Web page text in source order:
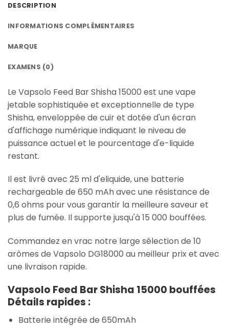
DESCRIPTION
INFORMATIONS COMPLÉMENTAIRES
MARQUE
EXAMENS (0)
Le Vapsolo Feed Bar Shisha 15000 est une vape
jetable sophistiquée et exceptionnelle de type
Shisha, enveloppée de cuir et dotée d'un écran
d'affichage numérique indiquant le niveau de
puissance actuel et le pourcentage d'e-liquide
restant.
Il est livré avec 25 ml d'eliquide, une batterie
rechargeable de 650 mAh avec une résistance de
0,6 ohms pour vous garantir la meilleure saveur et
plus de fumée. Il supporte jusqu'à 15 000 bouffées.
Commandez en vrac notre large sélection de 10
arômes de Vapsolo DG18000 au meilleur prix et avec
une livraison rapide.
Vapsolo Feed Bar Shisha 15000 bouffées
Détails rapides :
Batterie intégrée de 650mAh